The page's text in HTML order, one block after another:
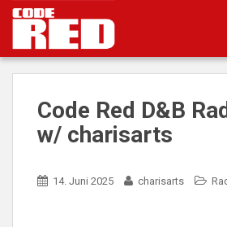
p
Code Red D&B
w/ charisarts
14. Juni 2025 charisarts